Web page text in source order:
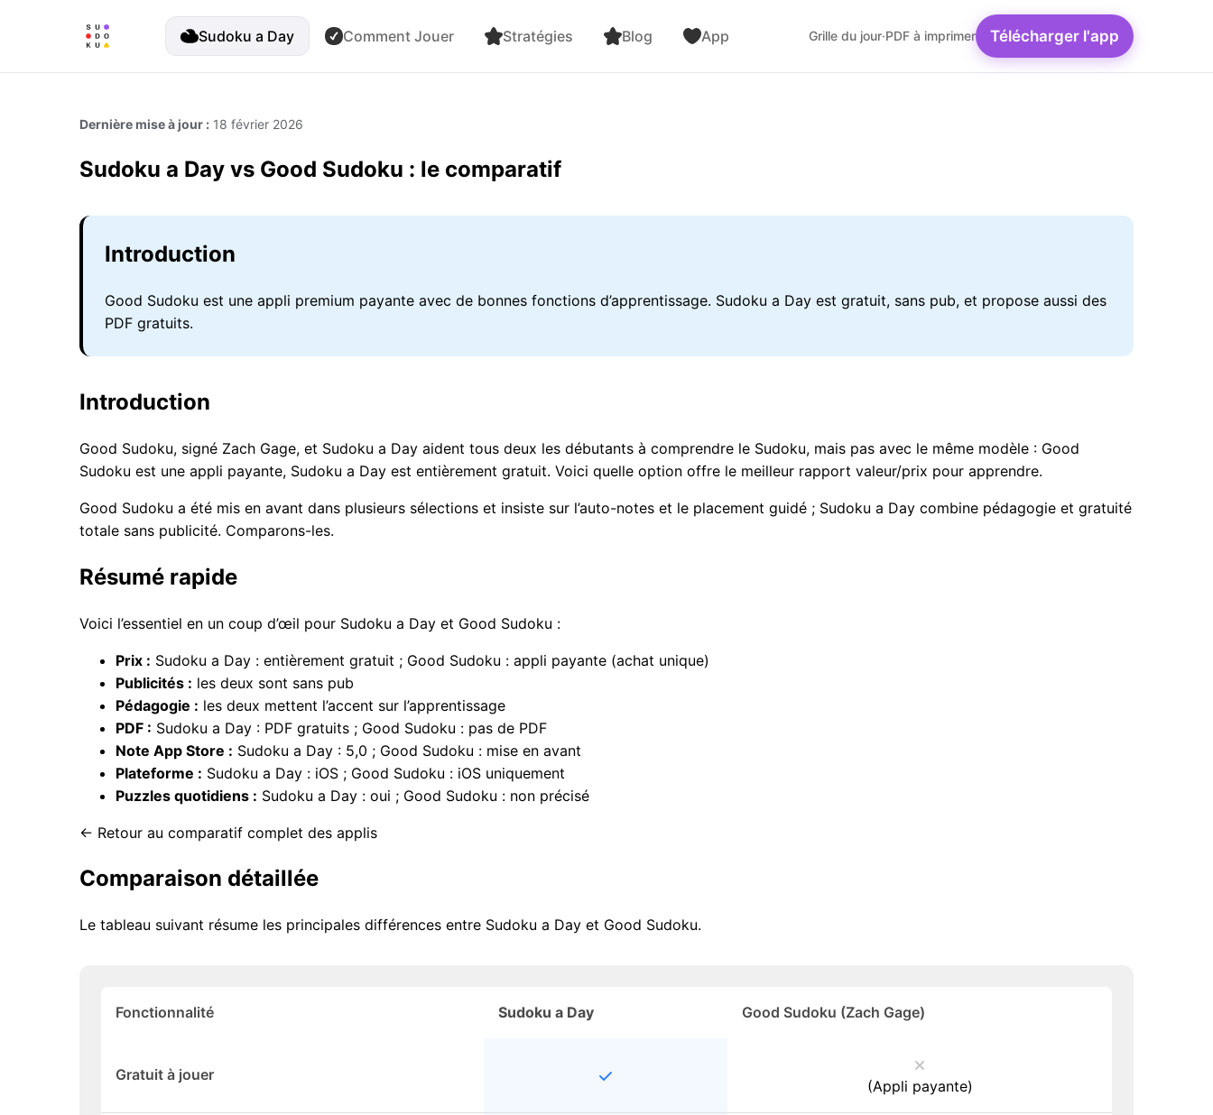
Sudoku a Day Comment Jouer Stratégies Blog App Grille du jour·PDF à imprimer Télécharger l'app
Dernière mise à jour : 18 février 2026
Sudoku a Day vs Good Sudoku : le comparatif
Introduction
Good Sudoku est une appli premium payante avec de bonnes fonctions d’apprentissage. Sudoku a Day est gratuit, sans pub, et propose aussi des
PDF gratuits.
Introduction
Good Sudoku, signé Zach Gage, et Sudoku a Day aident tous deux les débutants à comprendre le Sudoku, mais pas avec le même modèle : Good
Sudoku est une appli payante, Sudoku a Day est entièrement gratuit. Voici quelle option offre le meilleur rapport valeur/prix pour apprendre.
Good Sudoku a été mis en avant dans plusieurs sélections et insiste sur l’auto-notes et le placement guidé ; Sudoku a Day combine pédagogie et gratuité
totale sans publicité. Comparons-les.
Résumé rapide
Voici l’essentiel en un coup d’œil pour Sudoku a Day et Good Sudoku :
Prix : Sudoku a Day : entièrement gratuit ; Good Sudoku : appli payante (achat unique)
Publicités : les deux sont sans pub
Pédagogie : les deux mettent l’accent sur l’apprentissage
PDF : Sudoku a Day : PDF gratuits ; Good Sudoku : pas de PDF
Note App Store : Sudoku a Day : 5,0 ; Good Sudoku : mise en avant
Plateforme : Sudoku a Day : iOS ; Good Sudoku : iOS uniquement
Puzzles quotidiens : Sudoku a Day : oui ; Good Sudoku : non précisé
← Retour au comparatif complet des applis
Comparaison détaillée
Le tableau suivant résume les principales différences entre Sudoku a Day et Good Sudoku.
Fonctionnalité Sudoku a Day Good Sudoku (Zach Gage)
Gratuit à jouer
(Appli payante)